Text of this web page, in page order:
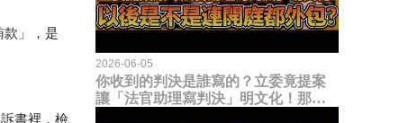
款」，是
書裡，檢
2026-06-05
你收到的判決是誰寫的？立委竟提案
讓「法官助理寫判決」明文化！那以